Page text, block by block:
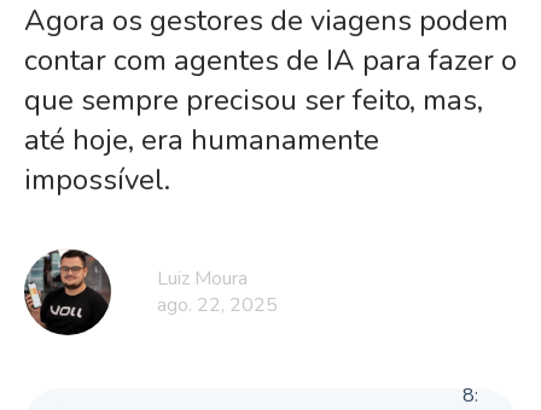
Agora os gestores de viagens podem
contar com agentes de IA para fazer o
que sempre precisou ser feito, mas,
até hoje, era humanamente
impossível.
Luiz Moura
ago. 22, 2025
8: